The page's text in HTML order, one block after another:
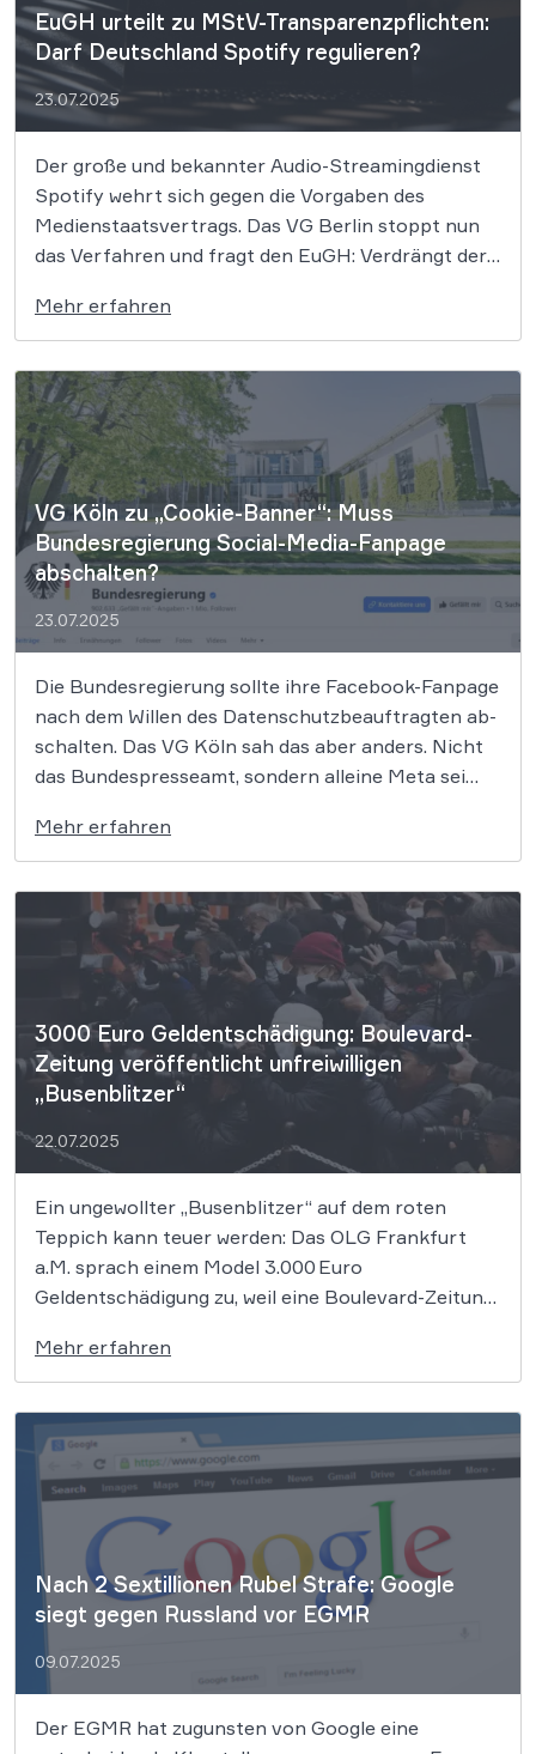
EuGH urteilt zu MStV-Transparenzpflichten:
Darf Deutschland Spotify regulieren?
23.07.2025
Der große und bekannter Audio-Streamingdienst
Spotify wehrt sich gegen die Vorgaben des
Medienstaatsvertrags. Das VG Berlin stoppt nun
das Verfahren und fragt den EuGH: Verdrängt der
deutsche Transparenzpflichten überhaupt für
Anbieter aus anderen EU-Staaten? Dies muss nun
der EuGH klären. Der von allen […]
Mehr erfahren
VG Köln zu „Cookie-Banner“: Muss
Bundesregierung Social-Media-Fanpage
abschalten?
23.07.2025
Die Bun­des­re­gie­rung sollte ihre Face­book-Fan­page
nach dem Wil­len des Da­ten­schutz­be­auf­trag­ten ab­
schal­ten. Das VG Köln sah das aber an­ders. Nicht
das Bundespresseamt, sondern alleine Meta sei
der Fanpage für die Platzierung von „Cookies“
einzuholen. Das Presse- und Informationsamt der
Bundesregierung darf seine „Facebook-Fanpage“
weiterbetreiben. Dies hat […]
Mehr erfahren
3000 Euro Geldentschädigung: Boulevard-
Zeitung veröffentlicht unfreiwilligen
„Busenblitzer“
22.07.2025
Ein ungewollter „Busenblitzer“ auf dem roten
Teppich kann teuer werden: Das OLG Frankfurt
a.M. sprach einem Model 3.000 Euro
Geldentschädigung zu, weil eine Boulevard-Zeitung
veröffentlichte. Die Richter stellten klar: Über das
Zeigen intimer Körperbereiche entscheidet allein
die betroffene Person – auch im grellen
Rampenlicht. Wird ein […]
Mehr erfahren
Nach 2 Sextillionen Rubel Strafe: Google
siegt gegen Russland vor EGMR
09.07.2025
Der EGMR hat zugunsten von Google eine